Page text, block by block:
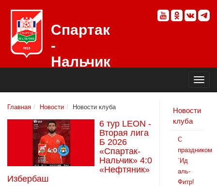
Спартак
-
Нальчик
Главная Новости Новости клуба
6 тур LEON -
Вторая лига
Б 2026
«Спартак-
Нальчик» 4:0
«Нефтяник»
Избербаш
Новости
клуба
С
праздником
`Ид
аль-
Фитр!